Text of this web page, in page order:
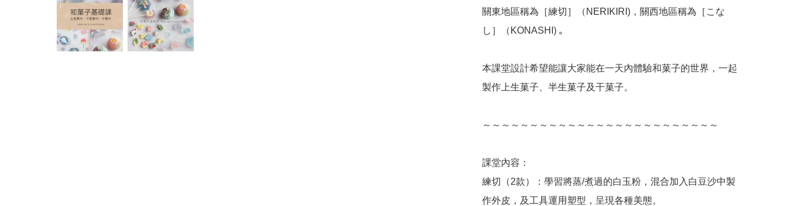
關東地區稱為［練切］（NERIKIRI)，關西地區稱為［こな
し］（KONASHI) ｡
本課堂設計希望能讓大家能在一天內體驗和菓子的世界，一起
製作上生菓子、半生菓子及干菓子。
～～～～～～～～～～～～～～～～～～～～～～～～～
課堂內容：
練切（2款）：學習將蒸/煮過的白玉粉，混合加入白豆沙中製
作外皮，及工具運用塑型，呈現各種美態。